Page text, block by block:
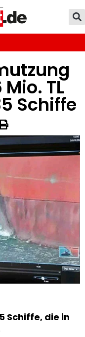
TL
Schiffe
Schiffe, die in